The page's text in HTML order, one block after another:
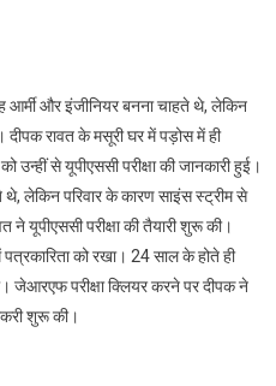
और इंजीनियर बनना चाहते थे, लेकिन
रावत के मसूरी घर में पड़ोस में ही
से यूपीएससी परीक्षा की जानकारी हुई।
थे, लेकिन परिवार के कारण साइंस स्ट्रीम से
ने यूपीएससी परीक्षा की तैयारी शुरू की।
को रखा। 24 साल के होते ही
जेआरएफ परीक्षा क्लियर करने पर दीपक ने
शुरू की।